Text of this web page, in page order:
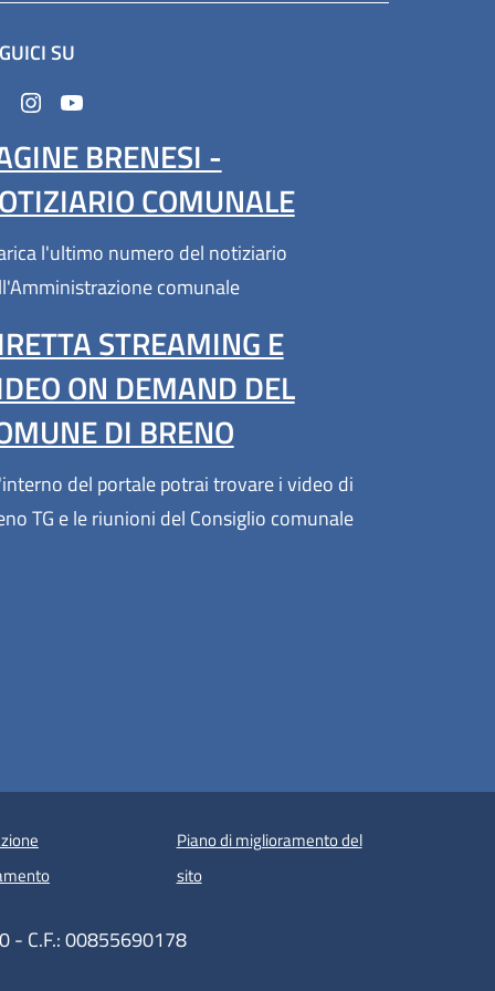
scheda).
SU
BRENESI -
COMUNALE
l'ultimo numero del notiziario
comunale
STREAMING E
ON DEMAND DEL
DI BRENO
del portale potrai trovare i video di
TG e le riunioni del Consiglio comunale
Piano di miglioramento del
sito
- C.F.: 00855690178